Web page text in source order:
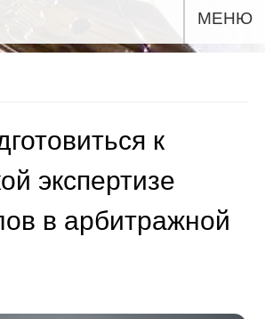
МЕНЮ
к
экспертизе
в арбитражной